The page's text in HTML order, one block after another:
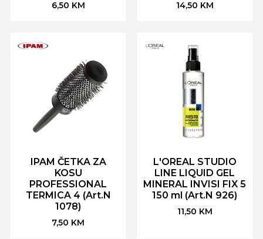
6,50 KM 14,50 KM
IPAM ČETKA ZA
KOSU
PROFESSIONAL
TERMICA 4 (Art.N
1078)
7,50 KM
L'OREAL STUDIO
LINE LIQUID GEL
MINERAL INVISI FIX 5
150 ml (Art.N 926)
11,50 KM